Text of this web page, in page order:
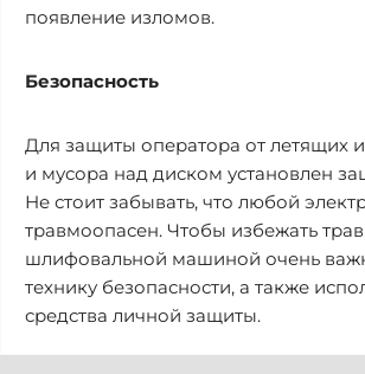
появление изломов.
Безопасность
Для защиты оператора от летящих
и мусора над диском установлен
Не стоит забывать, что любой
травмоопасен. Чтобы избежать
шлифовальной машиной очень
технику безопасности, а также
средства личной защиты.